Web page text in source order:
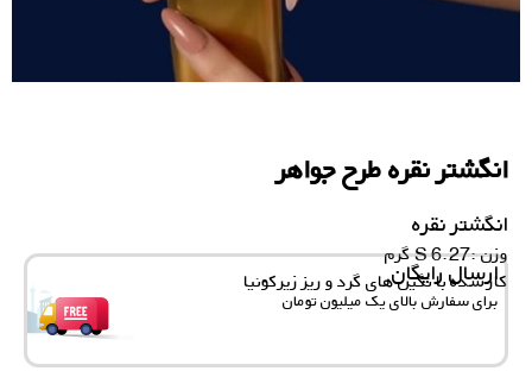
انگشتر نقره طرح جواهر
انگشتر نقره
وزن :6.27 S گرم
کار شده با نگین های گرد و ریز زیرکونیا
ارسال رایگان
برای سفارش‌ بالای یک میلیون تومان